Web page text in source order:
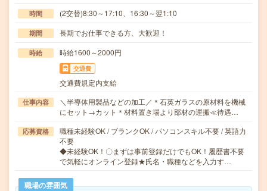
時間 (2交替)8:30～17:10、16:30～翌1:10
期間 長期でお仕事できる方、大歓迎！
時給 時給1600～2000円
交通費
交通費規定内支給
仕事内容
＼半導体用製品などの加工／＊石英ガラスの原材料を機械
にセット→カット＊材料置き場より部材の運搬≪待遇…
応募資格
職種未経験OK / ブランクOK / パソコンスキル不要 / 英語力
不要
◆未経験OK！〇まずは事前登録だけでもOK！履歴書不要
で気軽にオンライン登録★氏名・職種などを入力す…
職場の雰囲気